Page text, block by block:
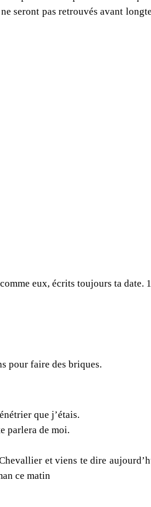
seront pas retrouvés avant
eux, écrits toujours ta date.
pour faire des briques.
que j’étais.
parlera de moi.
et viens te dire
ce matin